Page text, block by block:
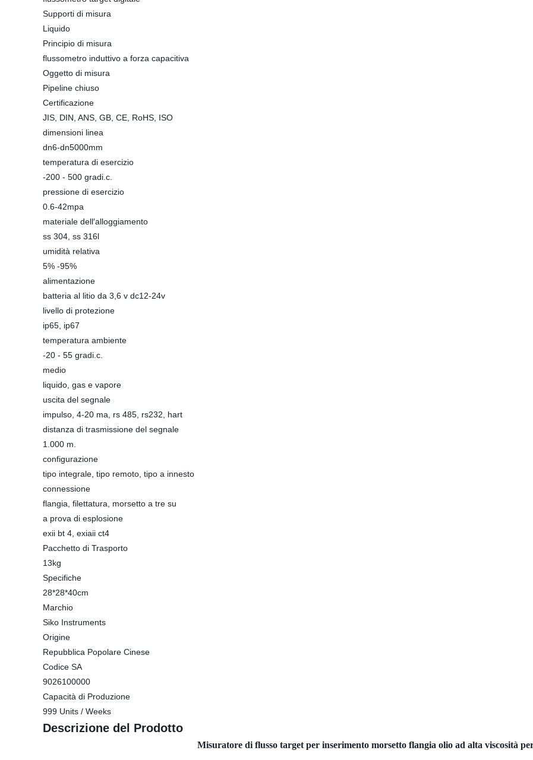
Supporti di misura
Liquido
Principio di misura
flussometro induttivo a forza capacitiva
Oggetto di misura
Pipeline chiuso
Certificazione
JIS, DIN, ANS, GB, CE, RoHS, ISO
dimensioni linea
dn6-dn5000mm
temperatura di esercizio
-200 - 500 gradi.c.
pressione di esercizio
0.6-42mpa
materiale dell′alloggiamento
ss 304, ss 316l
umidità relativa
5% -95%
alimentazione
batteria al litio da 3,6 v dc12-24v
livello di protezione
ip65, ip67
temperatura ambiente
-20 - 55 gradi.c.
medio
liquido, gas e vapore
uscita del segnale
impulso, 4-20 ma, rs 485, rs232, hart
distanza di trasmissione del segnale
1.000 m.
configurazione
tipo integrale, tipo remoto, tipo a innesto
connessione
flangia, filettatura, morsetto a tre su
a prova di esplosione
exii bt 4, exiaii ct4
Pacchetto di Trasporto
13kg
Specifiche
28*28*40cm
Marchio
Siko Instruments
Origine
Repubblica Popolare Cinese
Codice SA
9026100000
Capacità di Produzione
999 Units / Weeks
Descrizione del Prodotto
Misuratore di flusso target per inserimento morsetto flangia olio ad alta viscosità